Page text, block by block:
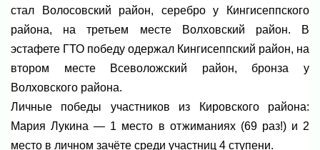
стал Волосовский район, серебро у Кингисеппского
района, на третьем месте Волховский район. В
эстафете ГТО победу одержал Кингисеппский район, на
втором месте Всеволожский район, бронза у
Волховского района.
Личные победы участников из Кировского района:
Мария Лукина — 1 место в отжиманиях (69 раз!) и 2
место в личном зачёте среди участниц 4 ступени.